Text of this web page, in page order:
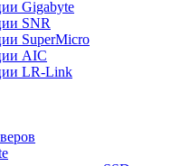
Gigabyte
SNR
SuperMicro
AIC
LR-Link